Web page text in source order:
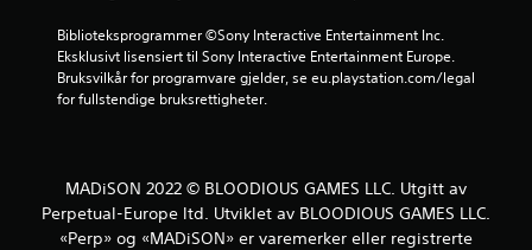
g
e
Biblioteksprogrammer ©Sony Interactive Entertainment Inc.
Eksklusivt lisensiert til Sony Interactive Entertainment Europe.
Bruksvilkår for programvare gjelder, se eu.playstation.com/legal
for fullstendige bruksrettigheter.
MADiSON 2022 © BLOODIOUS GAMES LLC. Utgitt av
Perpetual-Europe ltd. Utviklet av BLOODIOUS GAMES LLC.
«Perp» og «MADiSON» er varemerker eller registrerte